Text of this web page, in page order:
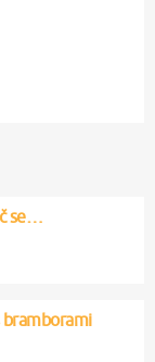
se…
bramborami